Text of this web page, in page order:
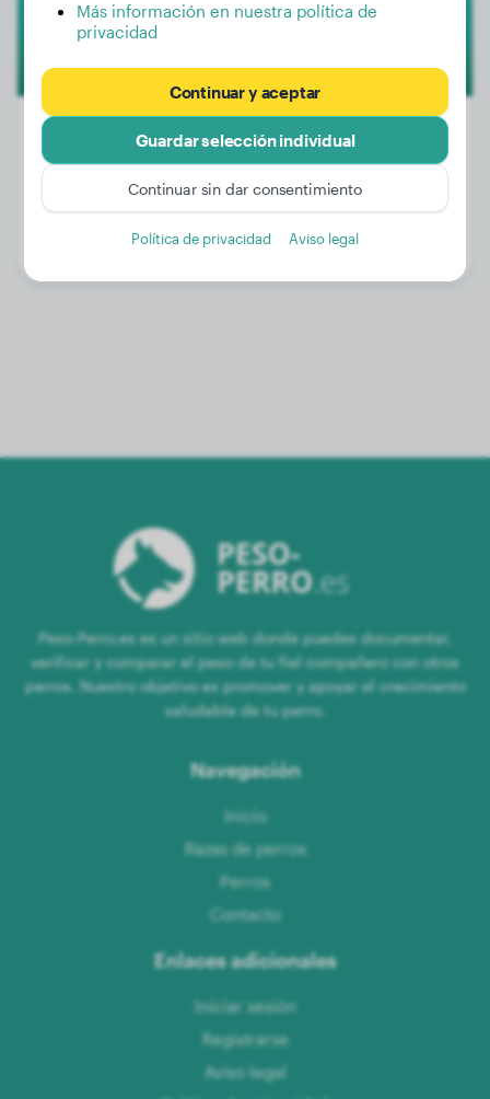
Edad:
2 años, 9 meses
Peso-Perro.es es un sitio web donde puedes documentar,
verificar y comparar el peso de tu fiel compañero con otros
perros. Nuestro objetivo es promover y apoyar el crecimiento
saludable de tu perro.
Navegación
Inicio
Razas de perros
Perros
Contacto
Enlaces adicionales
Iniciar sesión
Registrarse
Aviso legal
Más información en nuestra política de
privacidad
Continuar y aceptar
Guardar selección individual
Continuar sin dar consentimiento
Política de privacidad Aviso legal